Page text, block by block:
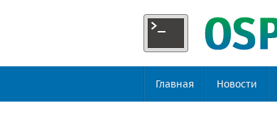
Главная Новости